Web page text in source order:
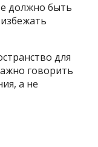
должно быть
для
говорить
а не